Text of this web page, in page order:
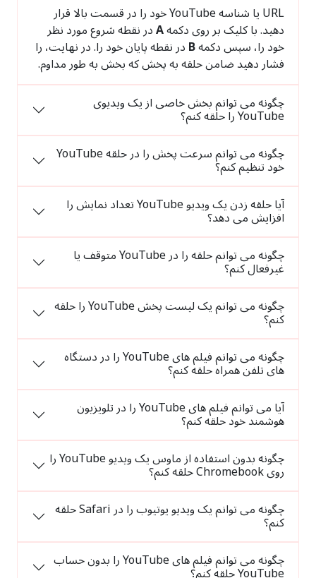
URL یا شناسه YouTube خود را در قسمت بالا قرار
دهید. با کلیک بر روی دکمهAدر نقطه شروع مورد نظر
خود را، سپس دکمهBدر نقطه پایان خود را. در نهایت، را
فشار دهید ضامن حلقه به پخش که بخش به طور مداوم.
چگونه می توانم بخش خاصی از یک ویدیوی
YouTube را حلقه کنم؟
چگونه می توانم سرعت پخش را در حلقه YouTube
خود تنظیم کنم؟
آیا حلقه زدن یک ویدیو YouTube تعداد نمایش را
افزایش می دهد؟
چگونه می توانم حلقه را در YouTube متوقف یا
غیرفعال کنم؟
چگونه می توانم یک لیست پخش YouTube را حلقه
کنم؟
چگونه می توانم فیلم های YouTube را در دستگاه
های تلفن همراه حلقه کنم؟
آیا می توانم فیلم های YouTube را در تلویزیون
هوشمند خود حلقه کنم؟
چگونه بدون استفاده از ماوس یک ویدیو YouTube را
روی Chromebook حلقه کنم؟
چگونه می توانم یک ویدیو یوتیوب را در Safari حلقه
کنم؟
چگونه می توانم فیلم های YouTube را بدون حساب